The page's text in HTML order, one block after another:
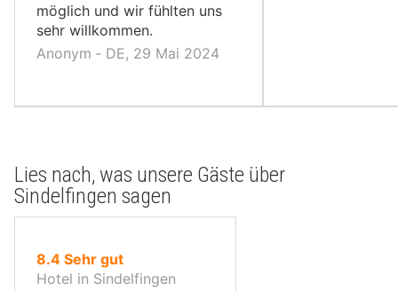
möglich und wir fühlten uns
sehr willkommen.
Anonym ‐ DE, 29 Mai 2024
Lies nach, was unsere Gäste über
Sindelfingen sagen
8.4von
10,
Sehr gut
Hotel in Sindelfingen